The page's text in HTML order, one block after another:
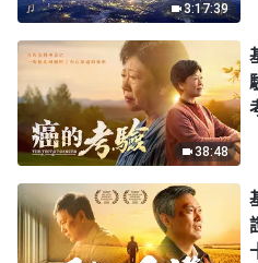
3:17:39
38:48